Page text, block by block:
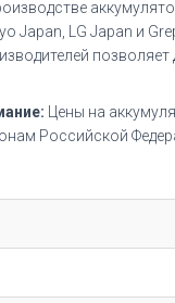
Japan, LG Japan и
Цены на
Российской